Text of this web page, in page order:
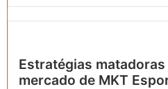
Estratégias
mercado de MKT